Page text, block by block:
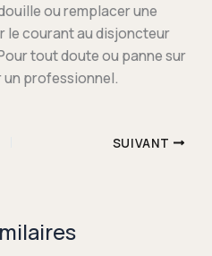
ou remplacer une
le courant au disjoncteur
tout doute ou panne sur
professionnel.
SUIVANT